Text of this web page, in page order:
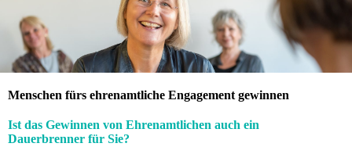
Menschen fürs ehrenamtliche Engagement gewinnen
Ist das Gewinnen von Ehrenamtlichen auch ein
Dauerbrenner für Sie?